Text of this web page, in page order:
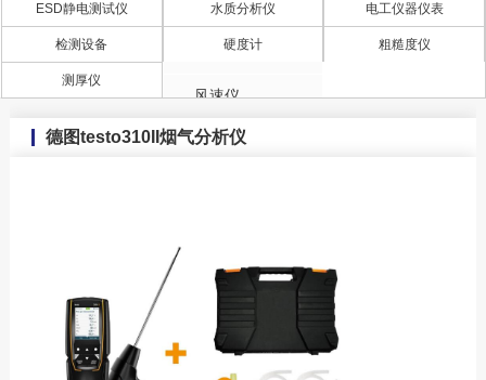
技术支持
联系我们
联系邮箱：liu56817@126.com
照度计
流量计
风速仪
温度计
测力计/推拉力计/
ESD静电测试仪 水质分析仪 电工仪器仪表
检测设备 硬度计 粗糙度仪
测厚仪
德图testo310II烟气分析仪